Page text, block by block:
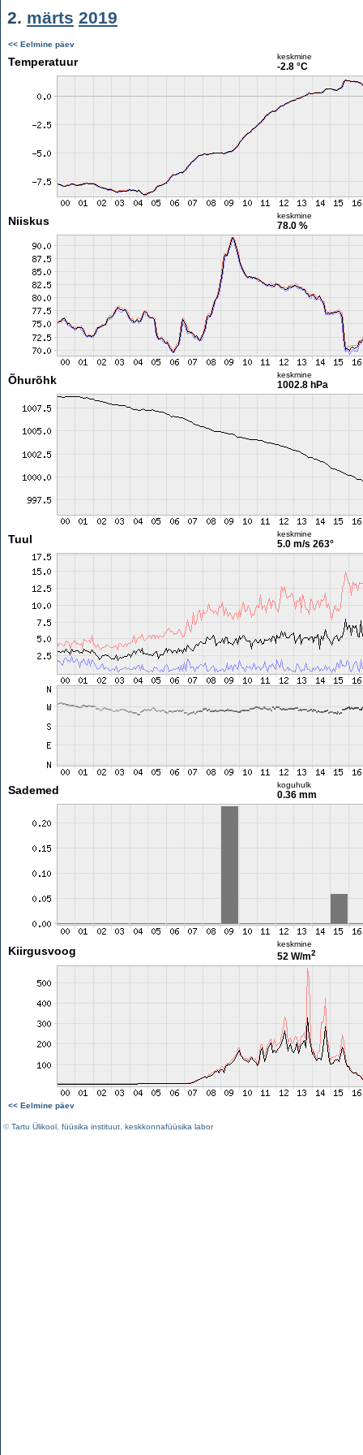
2. märts 2019
<< Eelmine päev
Temperatuur keskmine
-2.8 °C
Niiskus keskmine
78.0 %
Õhurõhk keskmine
1002.8 hPa
Tuul keskmine
5.0 m/s 263°
Sademed koguhulk
0.36 mm
Kiirgusvoog
keskmine
52 W/m2
<< Eelmine päev
©Tartu Ülikool füüsika instituut keskkonnafüüsika labor